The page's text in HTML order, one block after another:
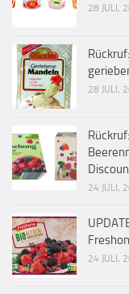
28 JULI,
28 JULI,
24 JULI,
24 JULI,